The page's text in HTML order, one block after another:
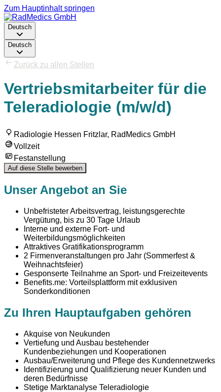
Zum Hauptinhalt springen
Deutsch
Deutsch
Zurück zu allen Stellen
Vertriebsmitarbeiter für die
Teleradiologie (m/w/d)
Radiologie Hessen Fritzlar, RadMedics GmbH
Vollzeit
Festanstellung
Auf diese Stelle bewerben
Unser Angebot an Sie
Unbefristeter Arbeitsvertrag, leistungsgerechte
Vergütung, bis zu 30 Tage Urlaub
Interne und externe Fort- und
Weiterbildungsmöglichkeiten
Attraktives Gratifikationsprogramm
2 Firmenveranstaltungen pro Jahr (Sommerfest &
Weihnachtsfeier)
Gesponserte Teilnahme an Sport- und Freizeitevents
Benefits.me: Vorteilsplattform mit exklusiven
Sonderkonditionen
Zu Ihren Hauptaufgaben gehören
Akquise von Neukunden
Vertiefung und Ausbau bestehender
Kundenbeziehungen und Kooperationen
Ausbau/Erweiterung und Pflege des Kundennetzwerks
Identifizierung und Qualifizierung neuer Kunden und
deren Bedürfnisse
Stetige Marktanalyse Teleradiologie